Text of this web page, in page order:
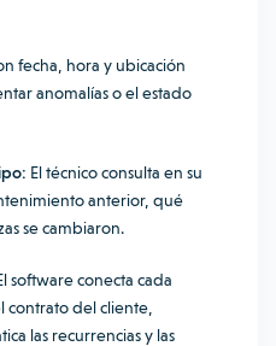
fecha, hora y ubicación
anomalías o el estado
El técnico consulta en su
anterior, qué
se cambiaron.
software conecta cada
contrato del cliente,
las recurrencias y las